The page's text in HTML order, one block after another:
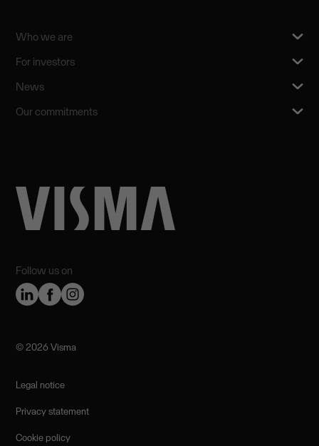
Follow us on
Who we are
For investors
News
Our commitments
©️ 2026 Visma
Legal notice
Privacy statement
Cookie policy